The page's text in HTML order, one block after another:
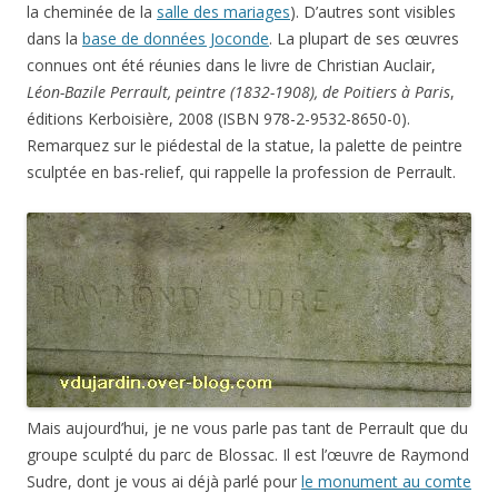
la cheminée de la salle des mariages). D’autres sont visibles
dans la base de données Joconde. La plupart de ses œuvres
connues ont été réunies dans le livre de Christian Auclair,
Léon-Bazile Perrault, peintre (1832-1908), de Poitiers à Paris,
éditions Kerboisière, 2008 (ISBN 978-2-9532-8650-0).
Remarquez sur le piédestal de la statue, la palette de peintre
sculptée en bas-relief, qui rappelle la profession de Perrault.
Mais aujourd’hui, je ne vous parle pas tant de Perrault que du
groupe sculpté du parc de Blossac. Il est l’œuvre de Raymond
Sudre, dont je vous ai déjà parlé pour le monument au comte